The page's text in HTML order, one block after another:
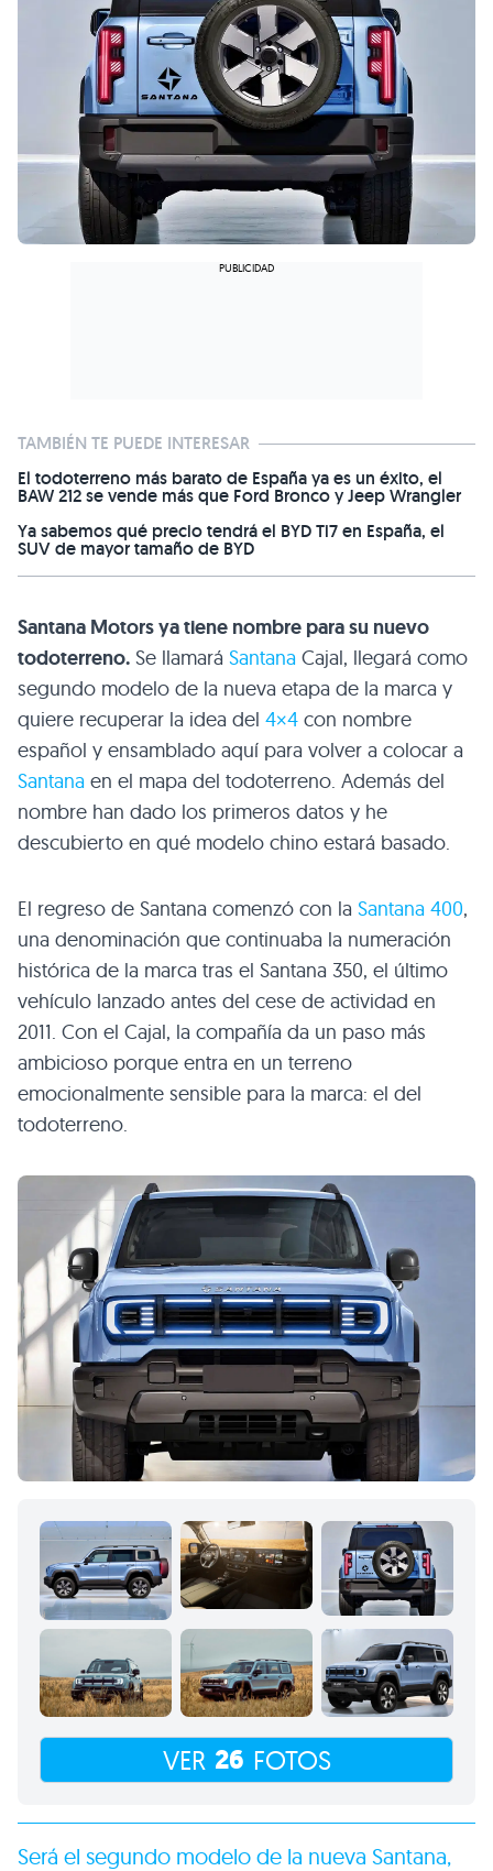
TAMBIÉN TE PUEDE INTERESAR
El todoterreno más barato de España ya es un éxito, el
BAW 212 se vende más que Ford Bronco y Jeep Wrangler
Ya sabemos qué precio tendrá el BYD Ti7 en España, el
SUV de mayor tamaño de BYD
Santana Motors ya tiene nombre para su nuevo
todoterreno. Se llamará Santana Cajal, llegará como
segundo modelo de la nueva etapa de la marca y
quiere recuperar la idea del 4×4 con nombre
español y ensamblado aquí para volver a colocar a
Santana en el mapa del todoterreno. Además del
nombre han dado los primeros datos y he
descubierto en qué modelo chino estará basado.
El regreso de Santana comenzó con la Santana 400,
una denominación que continuaba la numeración
histórica de la marca tras el Santana 350, el último
vehículo lanzado antes del cese de actividad en
2011. Con el Cajal, la compañía da un paso más
ambicioso porque entra en un terreno
emocionalmente sensible para la marca: el del
todoterreno.
VER 26 FOTOS
Será el segundo modelo de la nueva Santana,